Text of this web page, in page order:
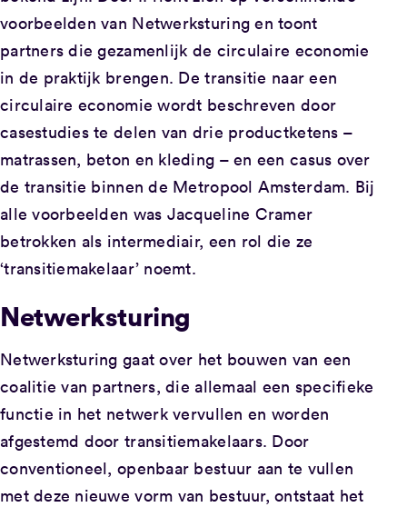
voorbeelden van Netwerksturing en toont
partners die gezamenlijk de circulaire economie
in de praktijk brengen. De transitie naar een
circulaire economie wordt beschreven door
casestudies te delen van drie productketens –
matrassen, beton en kleding – en een casus over
de transitie binnen de Metropool Amsterdam. Bij
alle voorbeelden was Jacqueline Cramer
betrokken als intermediair, een rol die ze
‘transitiemakelaar’ noemt.
Netwerksturing
Netwerksturing gaat over het bouwen van een
coalitie van partners, die allemaal een specifieke
functie in het netwerk vervullen en worden
afgestemd door transitiemakelaars. Door
conventioneel, openbaar bestuur aan te vullen
met deze nieuwe vorm van bestuur, ontstaat het